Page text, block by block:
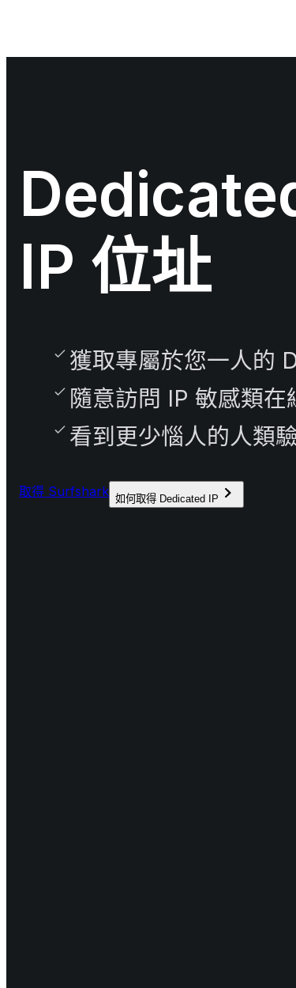
IP 位址
獲取專屬於您一人的
隨意訪問 IP 敏感類
看到更少惱人的人類
取得 Surfshark 如何取得 Dedicated IP